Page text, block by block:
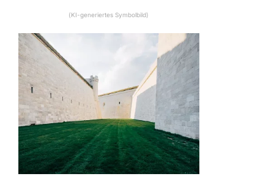
(KI-generiertes Symbolbild)